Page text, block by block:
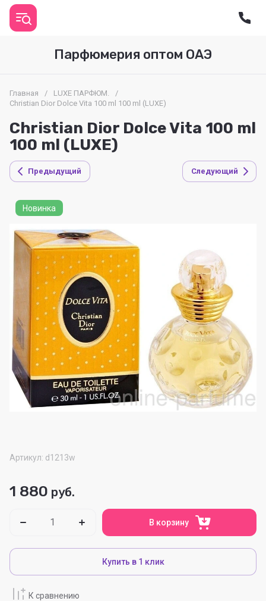
Парфюмерия оптом ОАЭ
Главная / LUXE ПАРФЮМ.
/
Christian Dior Dolce Vita 100 ml 100 ml (LUXE)
Christian Dior Dolce Vita 100 ml
100 ml (LUXE)
Предыдущий Следующий
Новинка
Артикул: d1213w
1 880 руб.
В корзину
Купить в 1 клик
К сравнению